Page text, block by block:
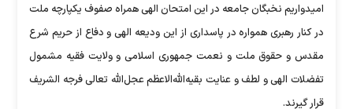
امیدواریم نخبگان جامعه در این امتحان الهی همراه صفوف یکپارچه ملت
در کنار رهبری همواره در پاسداری از این ودیعه الهی و دفاع از حریم شرع
مقدس و حقوق ملت و نعمت جمهوری اسلامی و ولایت فقیه مشمول
تفضلات الهی و لطف و عنایت بقیه‌الله‌الاعظم عجل‌الله تعالی فرجه الشریف
قرار گیرند.